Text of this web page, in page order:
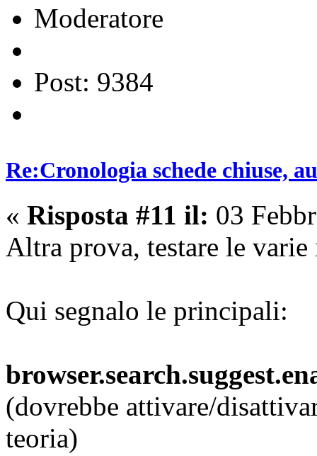
Moderatore
Post: 9384
Re:Cronologia schede chiuse,
« Risposta #11 il: 03
Altra prova, testare le
Qui segnalo le principali:
(dovrebbe attivare/
teoria)